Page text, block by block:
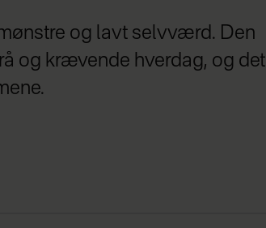
og lavt selvværd. Den
og krævende hverdag, og det